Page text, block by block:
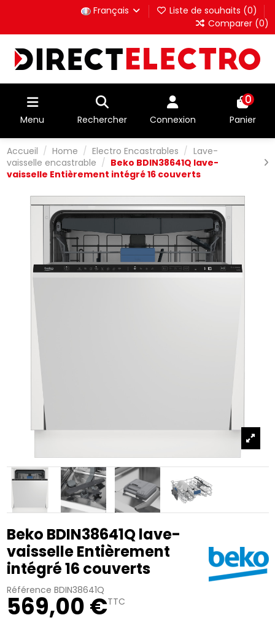
Français Liste de souhaits (0)
Comparer (0)
Menu Rechercher Connexion
0
Panier
Accueil Home Electro Encastrables
Lave-
vaisselle encastrable
Beko BDIN38641Q lave-
vaisselle Entièrement intégré 16 couverts
Beko BDIN38641Q lave-
vaisselle Entièrement
intégré 16 couverts
Référence BDIN38641Q
569,00 €TTC